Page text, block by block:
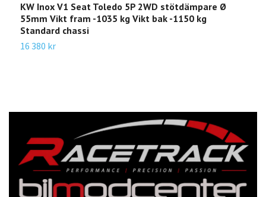
KW Inox V1 Seat Toledo 5P 2WD stötdämpare Ø
55mm Vikt fram -1035 kg Vikt bak -1150 kg
Standard chassi
16 380 kr